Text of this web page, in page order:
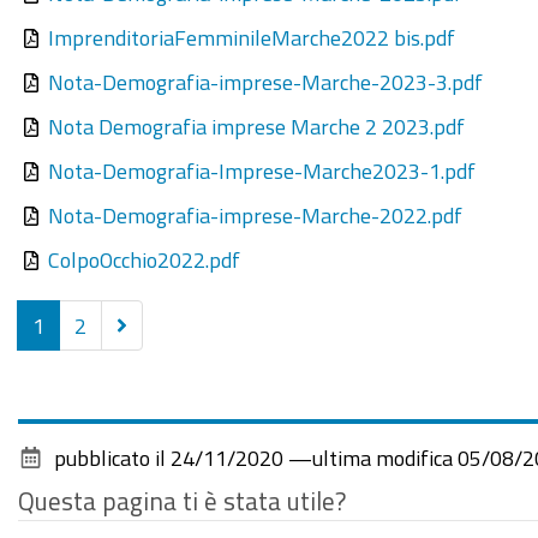
ImprenditoriaFemminileMarche2022 bis.pdf
Nota-Demografia-imprese-Marche-2023-3.pdf
Nota Demografia imprese Marche 2 2023.pdf
Nota-Demografia-Imprese-Marche2023-1.pdf
Nota-Demografia-imprese-Marche-2022.pdf
ColpoOcchio2022.pdf
1 2
Successivi
15
pubblicato il 24/11/2020 —ultima modifica 05/08/
Questa pagina ti è stata utile?